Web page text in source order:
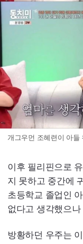
개그우먼 조혜련이 아들
이후 필리핀으로
지 못하고 중간에
초등학교 졸업인
없다고 생각했으
방황하던 우주는